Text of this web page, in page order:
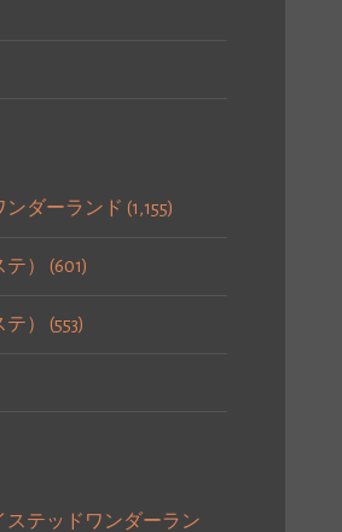
ダーランド (1,155)
） (601)
） (553)
ステッドワンダーラン